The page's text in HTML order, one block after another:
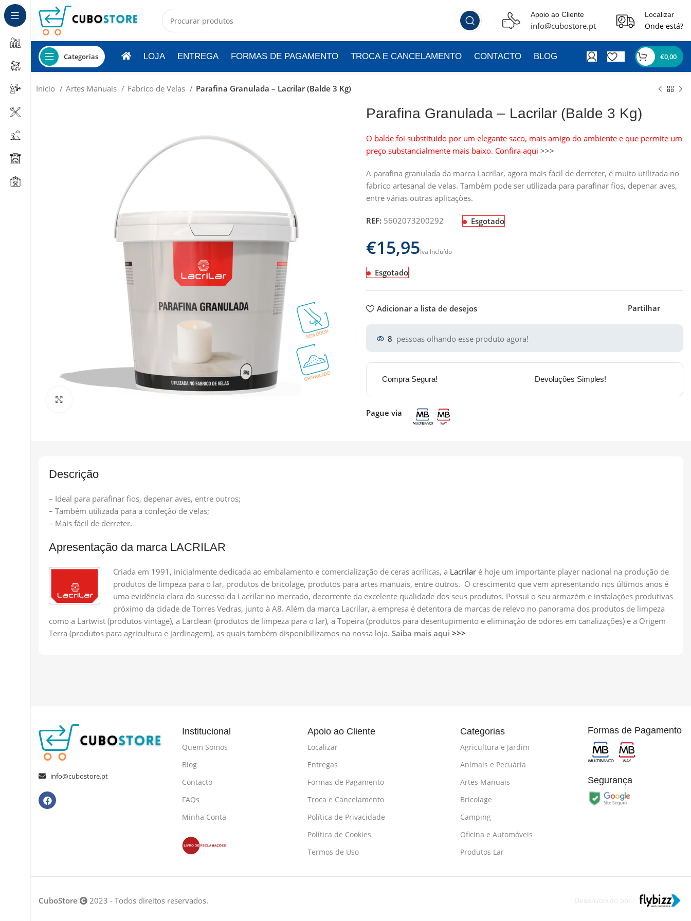
Apoio ao Cliente
info@cubostore.pt
Localizar
Onde está?
Categorias LOJA ENTREGA FORMAS DE PAGAMENTO TROCA E CANCELAMENTO CONTACTO BLOG €0,00
Início Artes Manuais Fabrico de Velas Parafina Granulada – Lacrilar (Balde 3 Kg)
Parafina Granulada – Lacrilar (Balde 3 Kg)
O balde foi substituído por um elegante saco, mais amigo do ambiente e que permite um
preço substancialmente mais baixo. Confira aqui >>>
A parafina granulada da marca Lacrilar, agora mais fácil de derreter, é muito utilizada no
fabrico artesanal de velas. Também pode ser utilizada para parafinar fios, depenar aves,
entre várias outras aplicações.
REF: 5602073200292
€
Esgotado
Esgotado
Adicionar a lista de desejos Partilhar
8 pessoas olhando esse produto agora!
Compra Segura! Devoluções Simples!
Pague via
Descrição
– Ideal para parafinar fios, depenar aves, entre outros;
– Também utilizada para a confeção de velas;
– Mais fácil de derreter.
Apresentação da marca LACRILAR
Criada em 1991, inicialmente dedicada ao embalamento e comercialização de ceras acrílicas, a Lacrilar é hoje um importante player nacional na produção de
produtos de limpeza para o lar, produtos de bricolage, produtos para artes manuais, entre outros. O crescimento que vem apresentando nos últimos anos é
uma evidência clara do sucesso da Lacrilar no mercado, decorrente da excelente qualidade dos seus produtos. Possui o seu armazém e instalações produtivas
próximo da cidade de Torres Vedras, junto à A8. Além da marca Lacrilar, a empresa é detentora de marcas de relevo no panorama dos produtos de limpeza
como a Lartwist (produtos vintage), a Larclean (produtos de limpeza para o lar), a Topeira (produtos para desentupimento e eliminação de odores em canalizações) e a Origem
Terra (produtos para agricultura e jardinagem), as quais também disponibilizamos na nossa loja. Saiba mais aqui >>>
info@cubostore.pt
Institucional
Quem Somos
Blog
Contacto
FAQs
Minha Conta
Apoio ao Cliente
Localizar
Entregas
Formas de Pagamento
Troca e Cancelamento
Política de Privacidade
Política de Cookies
Termos de Uso
Categorias
Agricultura e Jardim
Animais e Pecuária
Artes Manuais
Bricolage
Camping
Oficina e Automóveis
Produtos Lar
Formas de Pagamento
Segurança
CuboStore 2023 - Todos direitos reservados. Desenvolvido por